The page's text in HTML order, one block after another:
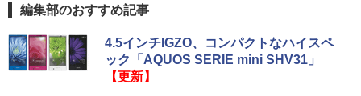
編集部のおすすめ記事
4.5インチIGZO、コンパクトなハイスペ
ック「AQUOS SERIE mini SHV31」
【更新】